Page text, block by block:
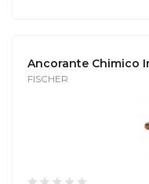
Ancorante Chimico
FISCHER